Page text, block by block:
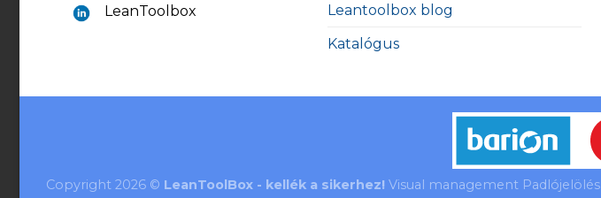
LeanToolbox
Leantoolbox blog
Katalógus
Copyright 2026 © LeanToolBox - kellék a sikerhez! Visual management